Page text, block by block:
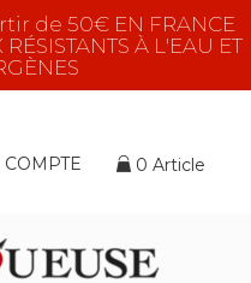
de 50€ EN FRANCE
À L'EAU ET
COMPTE 0 Article